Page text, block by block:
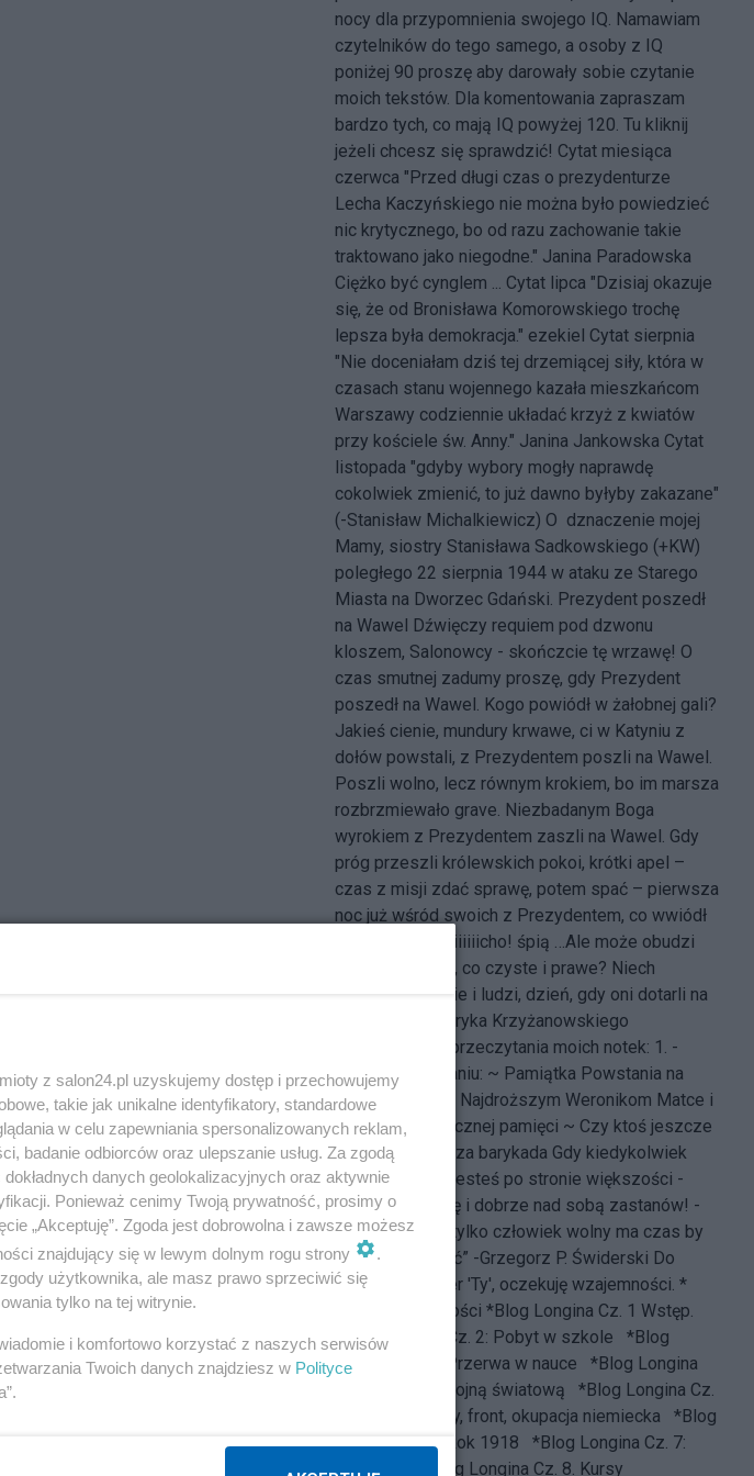
nocy dla przypomnienia swojego IQ. Namawiam
czytelników do tego samego, a osoby z IQ
poniżej 90 proszę aby darowały sobie czytanie
moich tekstów. Dla komentowania zapraszam
bardzo tych, co mają IQ powyżej 120. Tu kliknij
jeżeli chcesz się sprawdzić! Cytat miesiąca
czerwca "Przed długi czas o prezydenturze
Lecha Kaczyńskiego nie można było powiedzieć
nic krytycznego, bo od razu zachowanie takie
traktowano jako niegodne." Janina Paradowska
Ciężko być cynglem ... Cytat lipca "Dzisiaj okazuje
się, że od Bronisława Komorowskiego trochę
lepsza była demokracja." ezekiel Cytat sierpnia
"Nie doceniałam dziś tej drzemiącej siły, która w
czasach stanu wojennego kazała mieszkańcom
Warszawy codziennie układać krzyż z kwiatów
przy kościele św. Anny." Janina Jankowska Cytat
listopada "gdyby wybory mogły naprawdę
cokolwiek zmienić, to już dawno byłyby zakazane"
(-Stanisław Michalkiewicz) O dznaczenie mojej
Mamy, siostry Stanisława Sadkowskiego (+KW)
poległego 22 sierpnia 1944 w ataku ze Starego
Miasta na Dworzec Gdański. Prezydent poszedł
na Wawel Dźwięczy requiem pod dzwonu
kloszem, Salonowcy - skończcie tę wrzawę! O
czas smutnej zadumy proszę, gdy Prezydent
poszedł na Wawel. Kogo powiódł w żałobnej gali?
Jakieś cienie, mundury krwawe, ci w Katyniu z
dołów powstali, z Prezydentem poszli na Wawel.
Poszli wolno, lecz równym krokiem, bo im marsza
rozbrzmiewało grave. Niezbadanym Boga
wyrokiem z Prezydentem zaszli na Wawel. Gdy
próg przeszli królewskich pokoi, krótki apel –
czas z misji zdać sprawę, potem spać – pierwsza
noc już wśród swoich z Prezydentem, co wwiódł
ich na Wawel. Ciiiiiicho! śpią …Ale może obudzi
ich los w nas to, co czyste i prawe? Niech
pojedna – i partie i ludzi, dzień, gdy oni dotarli na
wg. Henryka Krzyżanowskiego
Zapraszam do przeczytania moich notek: 1. -
bliskich Powstaniu: ~ Pamiątka Powstania na
Górczewskiej
Najdroższym Weronikom Matce i
Siostrze ku wiecznej pamięci ~ Czy ktoś jeszcze
pamięta?
Nasza barykada Gdy kiedykolwiek
zauważysz, że jesteś po stronie większości -
powstrzymaj się i dobrze nad sobą zastanów! -
Mark Twain „ ... tylko człowiek wolny ma czas by
bloga prowadzić” -Grzegorz P. Świderski Do
ników klikam per 'Ty', oczekuję wzajemności. *
Blog z Przeszłości *Blog Longina Cz. 1 Wstęp.
*Blog Longina Cz. 2: Pobyt w szkole
*Blog
Longina Cz. 3: Przerwa w nauce
*Blog Longina
Cz. 4: Przed I wojną światową
*Blog Longina Cz.
5: Wybuch wojny, front, okupacja niemiecka
*Blog
Longina Cz. 6: Rok 1918
*Blog Longina Cz. 7:
Rok 1920
*Blog Longina Cz. 8. Kursy
z salon24.pl uzyskujemy dostęp i przechowujemy
takie jak unikalne identyfikatory, standardowe
w celu zapewniania spersonalizowanych reklam,
badanie odbiorców oraz ulepszanie usług. Za zgodą
danych geolokalizacyjnych oraz aktywnie
Ponieważ cenimy Twoją prywatność, prosimy o
„Akceptuję”. Zgoda jest dobrowolna i zawsze możesz
znajdujący się w lewym dolnym rogu strony
.
użytkownika, ale masz prawo sprzeciwić się
tylko na tej witrynie.
i komfortowo korzystać z naszych serwisów
Twoich danych znajdziesz w Polityce